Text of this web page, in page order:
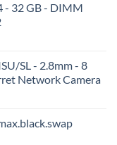
- 32 GB - DIMM
SL - 2.8mm - 8
Network Camera